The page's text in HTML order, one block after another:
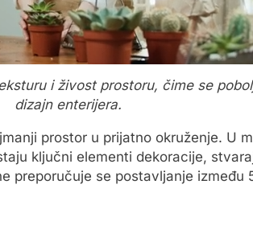
i živost prostoru, čime se
dizajn enterijera.
prostor u prijatno okruženje. U
ključni elementi dekoracije,
preporučuje se postavljanje između